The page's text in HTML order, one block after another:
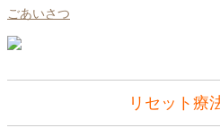
ごあいさつ
リセット療